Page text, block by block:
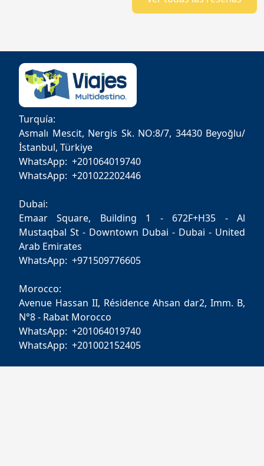
Turquía:
Asmalı Mescit, Nergis Sk. NO:8/7, 34430 Beyoğlu/
İstanbul, Türkiye
WhatsApp: +201064019740
WhatsApp: +201022202446
Dubai:
Emaar Square, Building 1 - 672F+H35 - Al
Mustaqbal St - Downtown Dubai - Dubai - United
Arab Emirates
WhatsApp: +971509776605
Morocco:
Avenue Hassan II, Résidence Ahsan dar2, Imm. B,
N°8 - Rabat Morocco
WhatsApp: +201064019740
WhatsApp: +201002152405